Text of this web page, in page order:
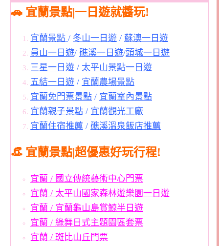
🚗 宜蘭景點|一日遊就醬玩!
宜蘭景點 / 冬山一日遊 / 蘇澳一日遊
員山一日遊/ 礁溪一日遊/頭城一日遊
三星一日遊 / 太平山景點一日遊
五結一日遊 / 宜蘭農場景點
宜蘭免門票景點 / 宜蘭室內景點
宜蘭親子景點 / 宜蘭觀光工廠
宜蘭住宿推薦 / 礁溪溫泉飯店推薦
👒 宜蘭景點|超優惠好玩行程!
宜蘭 / 國立傳統藝術中心門票
宜蘭 / 太平山國家森林遊樂園一日遊
宜蘭 / 宜蘭龜山島賞鯨半日遊
宜蘭 / 綠舞日式主題園區套票
宜蘭 / 斑比山丘門票